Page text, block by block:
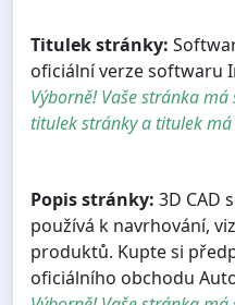
Titulek stránky:
oficiální verze softwaru
Výborně! Vaše stránka
titulek stránky a titulek
Popis stránky: 3D CAD
používá k navrhování,
produktů. Kupte si
oficiálního obchodu